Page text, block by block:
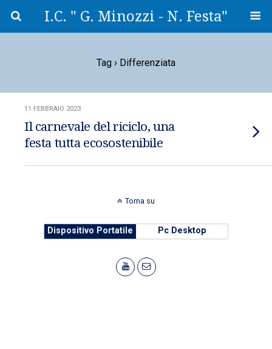
I.C. " G. Minozzi - N. Festa"
Tag › Differenziata
11 FEBBRAIO 2023
Il carnevale del riciclo, una
festa tutta ecosostenibile
Torna su
Dispositivo Portatile Pc Desktop